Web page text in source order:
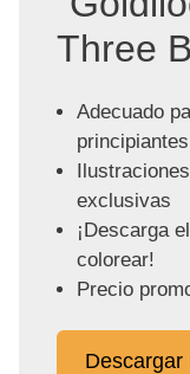
Three
Adecuado
exclusivas
¡Descarga
colorear!
Precio
Descargar